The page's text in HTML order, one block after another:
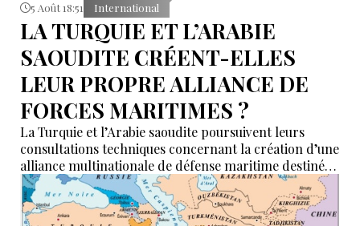
5 Août 18:51 International
LA TURQUIE ET L’ARABIE
SAOUDITE CRÉENT-ELLES
LEUR PROPRE ALLIANCE DE
FORCES MARITIMES ?
La Turquie et l’Arabie saoudite poursuivent leurs
consultations techniques concernant la création d’une
alliance multinationale de défense maritime destinée
à garantir la sécurité de la navigation en mer Rouge,
dans le détroit de Bab el-Mandeb et dans le golfe
d’Aden.